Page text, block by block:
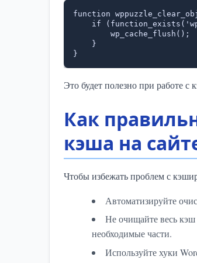
function
}
Это будет полезно при работе
Как
кэша на
Чтобы избежать проблем с
Автоматизируйте
Не очищайте весь
необходимые части.
Используйте хуки